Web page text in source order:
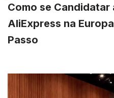
Como se Candidatar
AliExpress na
Passo